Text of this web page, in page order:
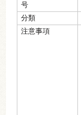
号
分類
注意事項